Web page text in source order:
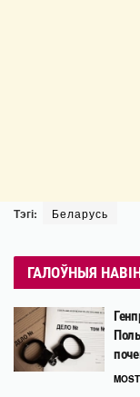
Тэгі: Беларусь
ГАЛОЎНЫЯ
MOST